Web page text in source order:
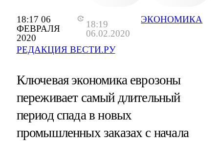
18:17 06
ФЕВРАЛЯ
2020
18:19
06.02.2020
РЕДАКЦИЯ ВЕСТИ.РУ
ЭКОНОМИКА
Ключевая экономика еврозоны
переживает самый длительный
период спада в новых
промышленных заказах с начала